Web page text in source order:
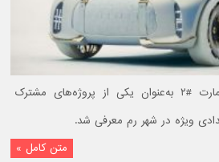
کانسپت خودروی برقی اسمارت #۲ به‌عنوان یکی از پروژه‌های مشترک
ویژه در شهر رم معرفی شد.
متن کامل »